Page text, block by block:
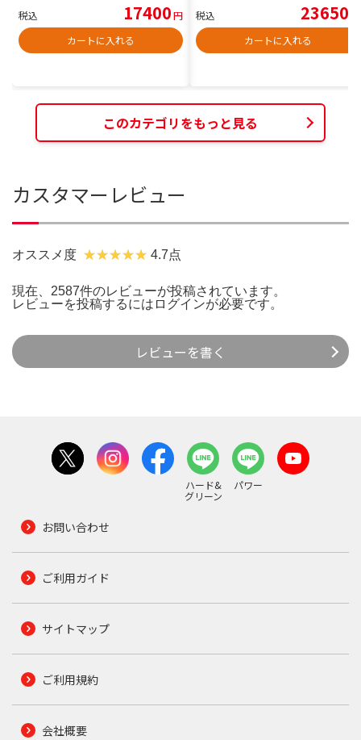
税込 17400円
カートに入れる
税込 23650
カートに入れる
このカテゴリをもっと見る
カスタマーレビュー
オススメ度 4.7点
現在、2587件のレビューが投稿されています。
レビューを投稿するには ログインが必要です。
レビューを書く
ハード&
グリーン
パワー
お問い合わせ
ご利用ガイド
サイトマップ
ご利用規約
会社概要